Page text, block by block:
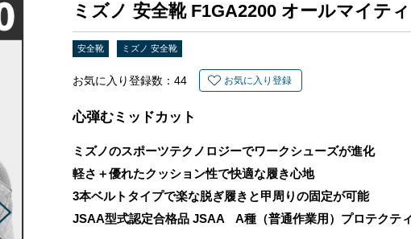
ミズノ 安全靴 F1GA2200 オールマイテ
安全靴 ミズノ 安全靴
お気に入り登録数： 44 お気に入り登録
心弾むミッドカット
ミズノのスポーツテクノロジーでワークシューズが進化
軽さ＋優れたクッション性で快適な履き心地
3本ベルトタイプで楽な脱ぎ履きと甲周りの固定が可能
JSAA型式認定合格品 JSAA A種（普通作業用）プロテクテ